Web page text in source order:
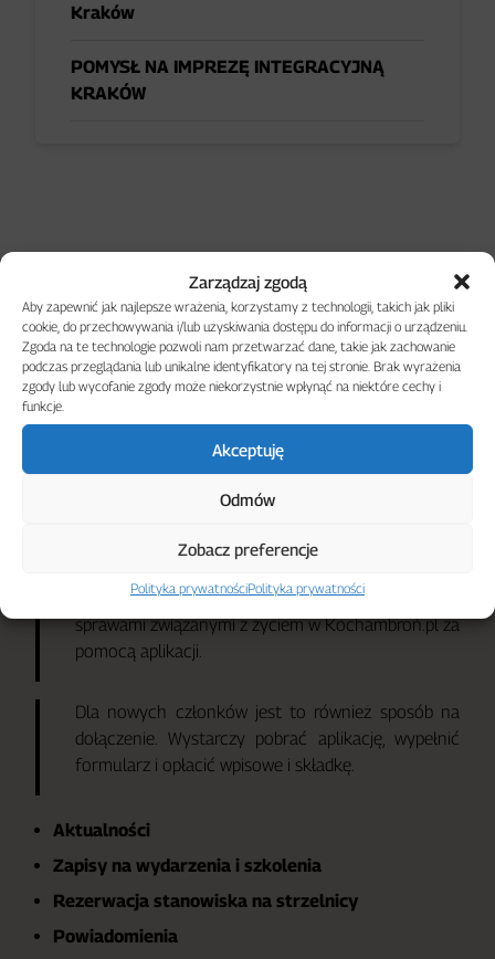
Zarządzaj zgodą
Aby zapewnić jak najlepsze wrażenia, korzystamy z technologii, takich jak pliki
cookie, do przechowywania i/lub uzyskiwania dostępu do informacji o urządzeniu.
Zgoda na te technologie pozwoli nam przetwarzać dane, takie jak zachowanie
podczas przeglądania lub unikalne identyfikatory na tej stronie. Brak wyrażenia
zgody lub wycofanie zgody może niekorzystnie wpłynąć na niektóre cechy i
funkcje.
Akceptuję
Odmów
Zobacz preferencje
Polityka prywatnościPolityka prywatności
Kraków
POMYSŁ NA IMPREZĘ INTEGRACYJNĄ
KRAKÓW
POZNAJ NASZĄ
APLIKACJĘ
Będąc naszym członkiem, możesz sterować swoimi
sprawami związanymi z życiem w Kochambroń.pl za
pomocą aplikacji.
Dla nowych członków jest to również sposób na
dołączenie. Wystarczy pobrać aplikację, wypełnić
formularz i opłacić wpisowe i składkę.
Aktualności
Zapisy na wydarzenia i szkolenia
Rezerwacja stanowiska na strzelnicy
Powiadomienia